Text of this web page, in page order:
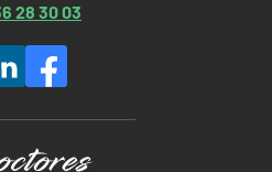
28 30 03